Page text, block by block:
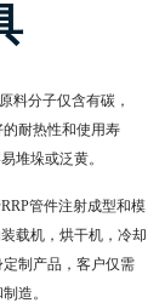
料分子仅含有碳，
耐热性和使用寿
堆垛或泛黄。
管件注射成型和模
载机，烘干机，冷却
制产品，客户仅需
造。